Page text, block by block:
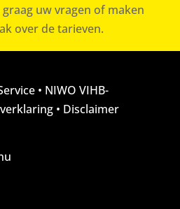
uw vragen of maken
over de tarieven.
• NIWO VIHB-
• Disclaimer